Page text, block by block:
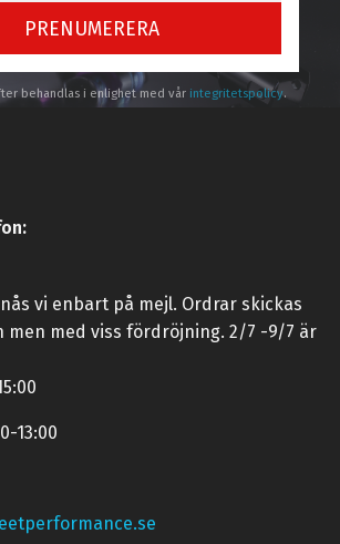
PRENUMERERA
behandlas i enlighet med vår integritetspolicy.
nås vi enbart på mejl. Ordrar skickas
men med viss fördröjning. 2/7 -9/7 är
13:00